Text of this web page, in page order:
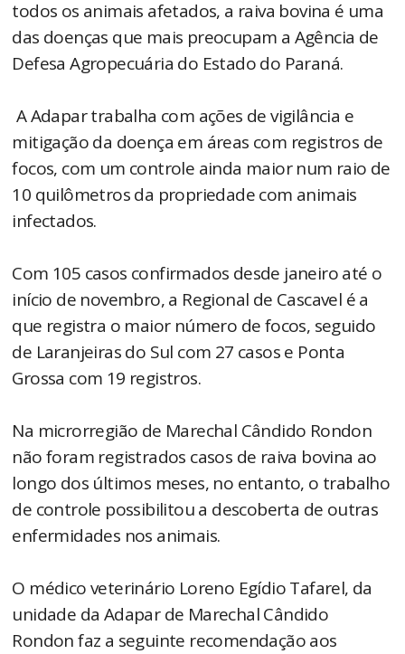
todos os animais afetados, a raiva bovina é uma
das doenças que mais preocupam a Agência de
Defesa Agropecuária do Estado do Paraná.
A Adapar trabalha com ações de vigilância e
mitigação da doença em áreas com registros de
focos, com um controle ainda maior num raio de
10 quilômetros da propriedade com animais
infectados.
Com 105 casos confirmados desde janeiro até o
início de novembro, a Regional de Cascavel é a
que registra o maior número de focos, seguido
de Laranjeiras do Sul com 27 casos e Ponta
Grossa com 19 registros.
Na microrregião de Marechal Cândido Rondon
não foram registrados casos de raiva bovina ao
longo dos últimos meses, no entanto, o trabalho
de controle possibilitou a descoberta de outras
enfermidades nos animais.
O médico veterinário Loreno Egídio Tafarel, da
unidade da Adapar de Marechal Cândido
Rondon faz a seguinte recomendação aos